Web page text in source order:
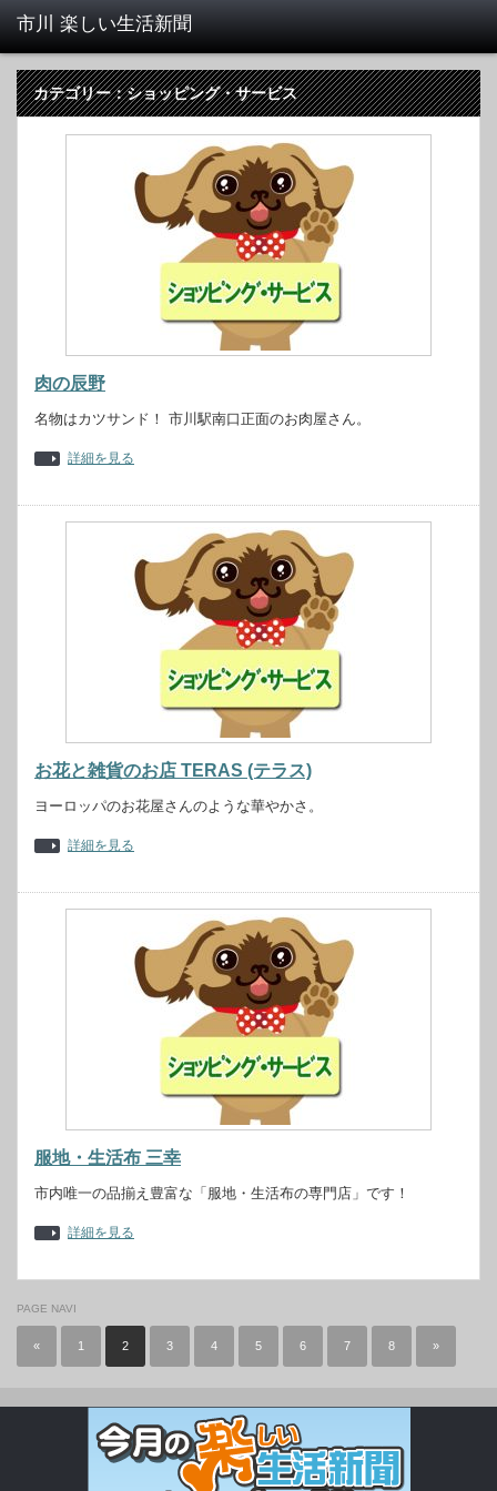
カテゴリー：ショッピング・サービス
肉の辰野
名物はカツサンド！ 市川駅南口正面のお肉屋さん。
詳細を見る
お花と雑貨のお店 TERAS (テラス)
ヨーロッパのお花屋さんのような華やかさ。
詳細を見る
服地・生活布 三幸
市内唯一の品揃え豊富な「服地・生活布の専門店」です！
詳細を見る
PAGE NAVI
« 1 2 3 4 5 6 7 8 »